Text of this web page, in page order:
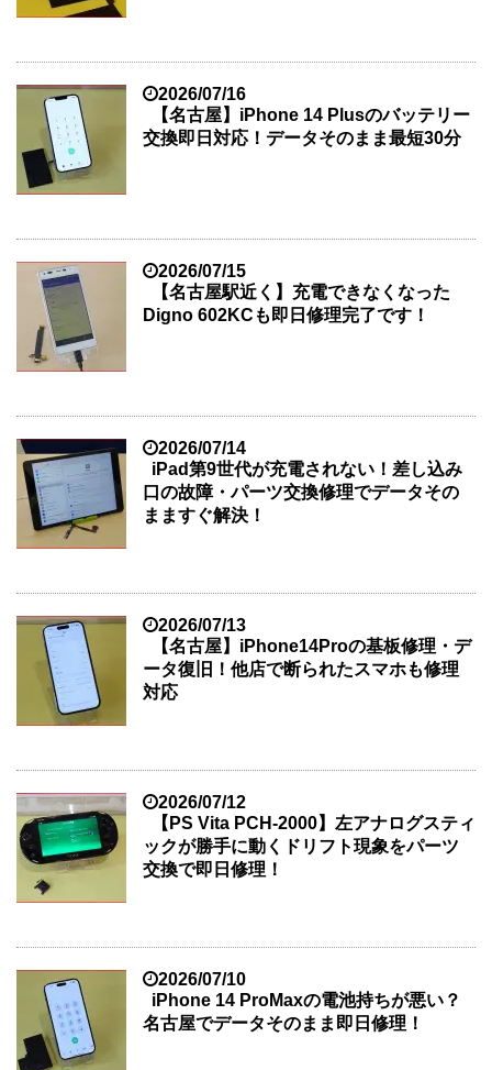
2026/07/16
【名古屋】iPhone 14 Plusのバッテリー
交換即日対応！データそのまま最短30分
2026/07/15
【名古屋駅近く】充電できなくなった
Digno 602KCも即日修理完了です！
2026/07/14
iPad第9世代が充電されない！差し込み
口の故障・パーツ交換修理でデータその
まますぐ解決！
2026/07/13
【名古屋】iPhone14Proの基板修理・デ
ータ復旧！他店で断られたスマホも修理
対応
2026/07/12
【PS Vita PCH-2000】左アナログスティ
ックが勝手に動くドリフト現象をパーツ
交換で即日修理！
2026/07/10
iPhone 14 ProMaxの電池持ちが悪い？
名古屋でデータそのまま即日修理！